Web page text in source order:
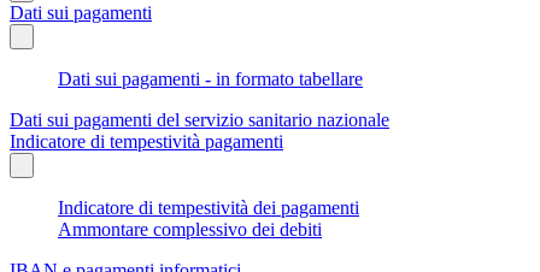
Dati sui pagamenti
Dati sui pagamenti - in formato tabellare
Dati sui pagamenti del servizio sanitario nazionale
Indicatore di tempestività pagamenti
Indicatore di tempestività dei pagamenti
Ammontare complessivo dei debiti